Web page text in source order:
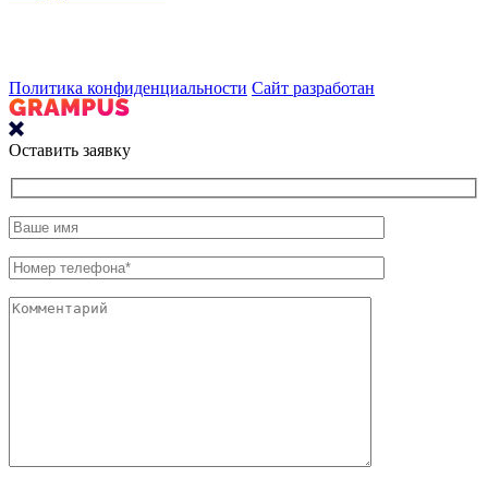
Политика конфиденциальности Сайт разработан
Оставить заявку